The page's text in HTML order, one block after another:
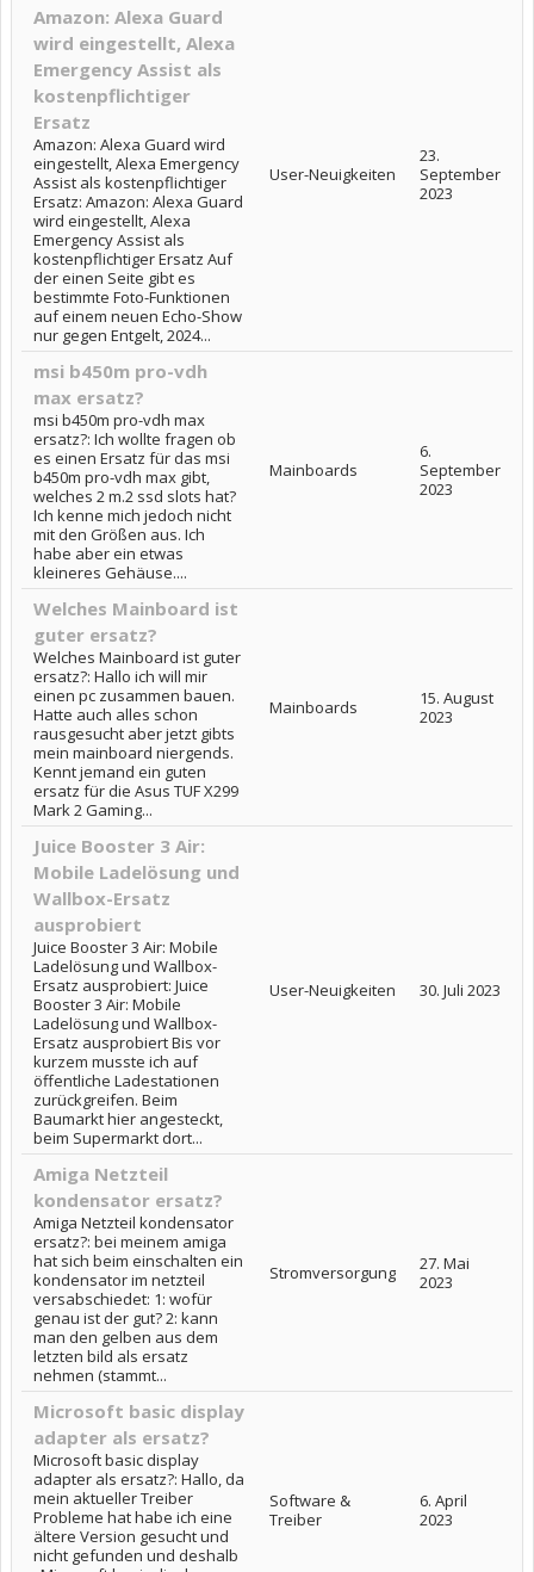
Amazon: Alexa Guard
wird eingestellt, Alexa
Emergency Assist als
kostenpflichtiger
Ersatz
Amazon: Alexa Guard wird
eingestellt, Alexa Emergency
Assist als kostenpflichtiger
Ersatz: Amazon: Alexa Guard
wird eingestellt, Alexa
Emergency Assist als
kostenpflichtiger Ersatz Auf
der einen Seite gibt es
bestimmte Foto-Funktionen
auf einem neuen Echo-Show
nur gegen Entgelt, 2024...
User-Neuigkeiten
23.
September
2023
msi b450m pro-vdh
max ersatz?
msi b450m pro-vdh max
ersatz?: Ich wollte fragen ob
es einen Ersatz für das msi
b450m pro-vdh max gibt,
welches 2 m.2 ssd slots hat?
Ich kenne mich jedoch nicht
mit den Größen aus. Ich
habe aber ein etwas
kleineres Gehäuse....
Mainboards
6.
September
2023
Welches Mainboard ist
guter ersatz?
Welches Mainboard ist guter
ersatz?: Hallo ich will mir
einen pc zusammen bauen.
Hatte auch alles schon
rausgesucht aber jetzt gibts
mein mainboard niergends.
Kennt jemand ein guten
ersatz für die Asus TUF X299
Mark 2 Gaming...
Mainboards
15. August
2023
Juice Booster 3 Air:
Mobile Ladelösung und
Wallbox-Ersatz
ausprobiert
Juice Booster 3 Air: Mobile
Ladelösung und Wallbox-
Ersatz ausprobiert: Juice
Booster 3 Air: Mobile
Ladelösung und Wallbox-
Ersatz ausprobiert Bis vor
kurzem musste ich auf
öffentliche Ladestationen
zurückgreifen. Beim
Baumarkt hier angesteckt,
beim Supermarkt dort...
User-Neuigkeiten 30. Juli 2023
Amiga Netzteil
kondensator ersatz?
Amiga Netzteil kondensator
ersatz?: bei meinem amiga
hat sich beim einschalten ein
kondensator im netzteil
versabschiedet: 1: wofür
genau ist der gut? 2: kann
man den gelben aus dem
letzten bild als ersatz
nehmen (stammt...
Stromversorgung
27. Mai
2023
Microsoft basic display
adapter als ersatz?
Microsoft basic display
adapter als ersatz?: Hallo, da
mein aktueller Treiber
Probleme hat habe ich eine
ältere Version gesucht und
nicht gefunden und deshalb
Software &
Treiber
6. April
2023